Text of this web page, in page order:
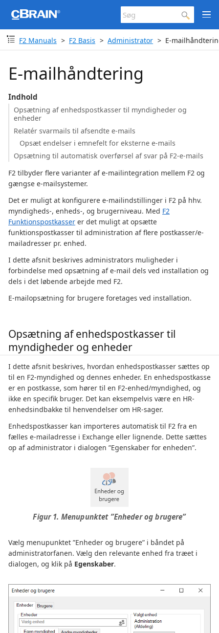
F2 Manuals F2 Basis Administrator E-
E-mailhåndtering
Indhold
Opsætning af enhedspostkasser til myndigheder og
enheder
Relatér svarmails til afsendte e-mails
Opsæt endelser i emnefelt for eksterne e-mails
Opsætning til automatisk overførsel af svar på F2-e-mails
F2 tilbyder flere varianter af e-mailintegration mellem F2 og
gængse e-mailsystemer.
Det er muligt at konfigurere e-mailindstillinger i F2 på hhv.
myndigheds-, enheds-, og brugerniveau. Med F2
Funktionspostkasser er det muligt at opsætte
funktionspostkasser til administration af flere postkasser/e-
mailadresser pr. enhed.
I dette afsnit beskrives administrators muligheder i
forbindelse med opsætning af e-mail dels ved installation og
dels i det løbende arbejde med F2.
E-mailopsætning for brugere foretages ved installation.
Opsætning af enhedspostkasser til
myndigheder og enheder
I dette afsnit beskrives, hvordan enhedspostkasser sættes op
til en F2-myndighed og dennes enheder. En enhedspostkasse
er en postkasse, som hører til en F2-enhed/myndighed, og
ikke en specifik bruger. Det kan eksempelvis være en HR-
enhedsindbakke til henvendelser om HR-sager.
Enhedspostkasser kan importeres automatisk til F2 fra en
fælles e-mailadresse i Exchange eller lignende. Dette sættes
op af administrator i dialogen ”Egenskaber for enheden”.
Figur 1. Menupunktet ”Enheder og brugere”
Vælg menupunktet ”Enheder og brugere” i båndet på
administratorfanen. Vælg den relevante enhed fra træet i
dialogen, og klik på Egenskaber.